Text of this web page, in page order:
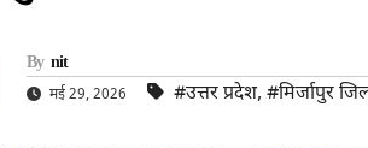
By nit
मई 29, 2026 #उत्तर प्रदेश, #मिर्जापुर